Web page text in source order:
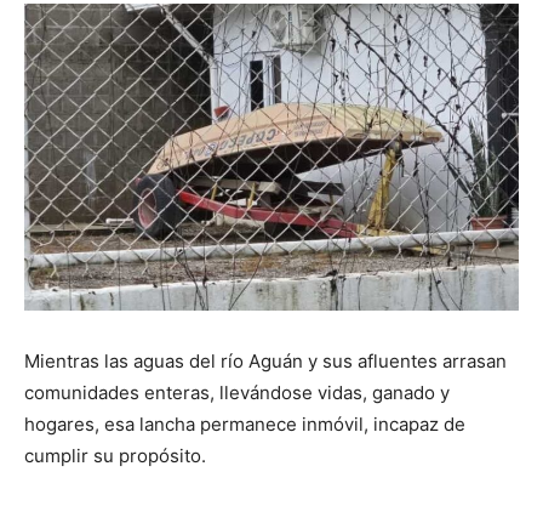
Mientras las aguas del río Aguán y sus afluentes arrasan
comunidades enteras, llevándose vidas, ganado y
hogares, esa lancha permanece inmóvil, incapaz de
cumplir su propósito.